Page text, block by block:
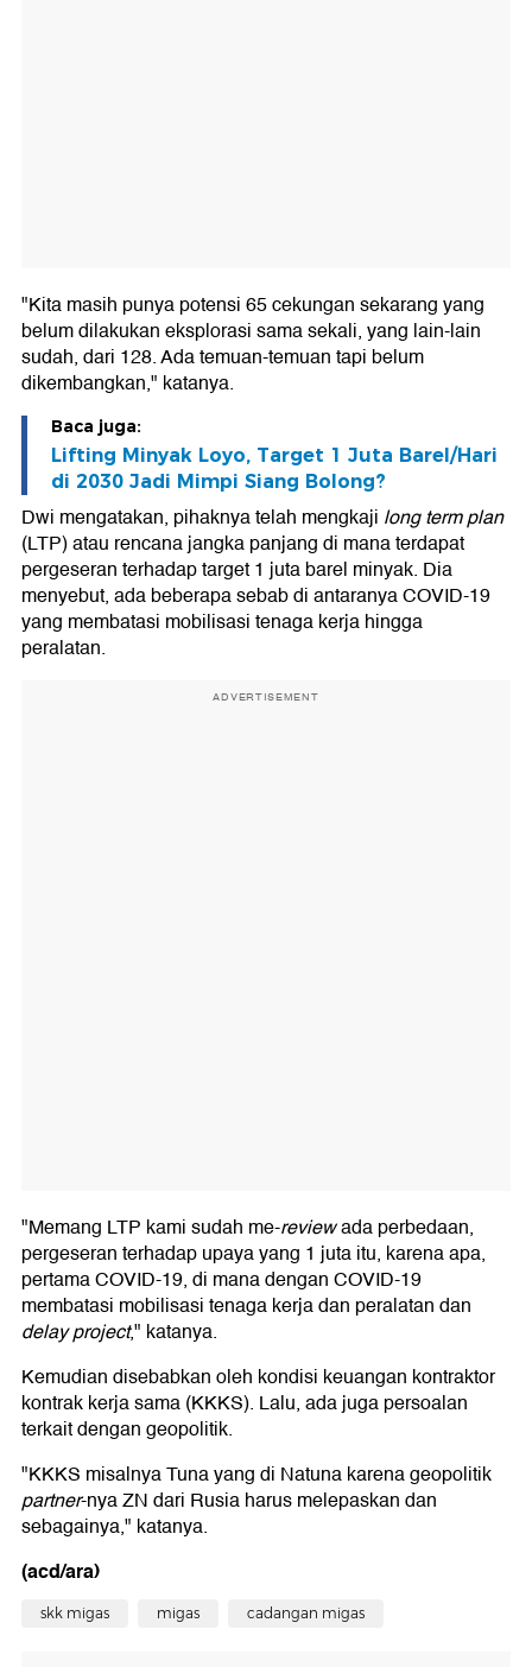
"Kita masih punya potensi 65 cekungan sekarang yang
belum dilakukan eksplorasi sama sekali, yang lain-lain
sudah, dari 128. Ada temuan-temuan tapi belum
dikembangkan," katanya.
Baca juga:
Lifting Minyak Loyo, Target 1 Juta Barel/Hari
di 2030 Jadi Mimpi Siang Bolong?
Dwi mengatakan, pihaknya telah mengkaji long term plan
(LTP) atau rencana jangka panjang di mana terdapat
pergeseran terhadap target 1 juta barel minyak. Dia
menyebut, ada beberapa sebab di antaranya COVID-19
yang membatasi mobilisasi tenaga kerja hingga
peralatan.
ADVERTISEMENT
"Memang LTP kami sudah me-reviewada perbedaan,
pergeseran terhadap upaya yang 1 juta itu, karena apa,
pertama COVID-19, di mana dengan COVID-19
membatasi mobilisasi tenaga kerja dan peralatan dan
delay project," katanya.
Kemudian disebabkan oleh kondisi keuangan kontraktor
kontrak kerja sama (KKKS). Lalu, ada juga persoalan
terkait dengan geopolitik.
"KKKS misalnya Tuna yang di Natuna karena geopolitik
partner-nya ZN dari Rusia harus melepaskan dan
sebagainya," katanya.
(acd/ara)
skk migas migas cadangan migas